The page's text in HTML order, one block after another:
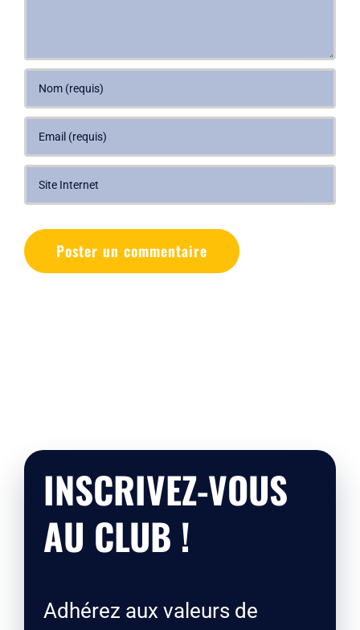
INSCRIVEZ-VOUS
AU CLUB !
Adhérez aux valeurs de